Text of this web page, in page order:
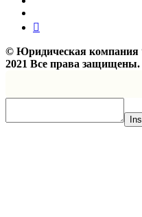
© Юридическая компания
2021 Все права защищены.